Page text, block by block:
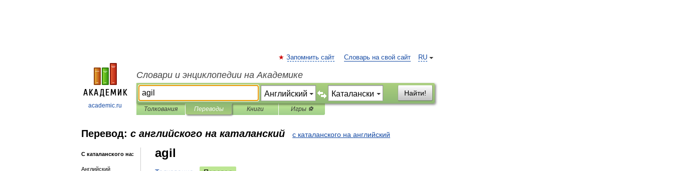
academic.ru
RU
Запомнить сайт Словарь на свой сайт
Словари и энциклопедии на Академике
Найти!
Толкования Переводы Книги Игры ⚽
Перевод: с английского на каталанский с каталанского на английский
С каталанского на:
Английский
agil